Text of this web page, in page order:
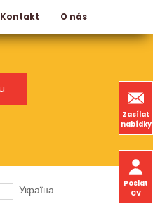
Kontakt O nás
Zasílat
nabídky
Poslat
CV
Україна